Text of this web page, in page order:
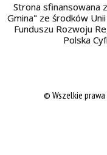
Strona sfinansowana
Gmina" ze środków
Funduszu Rozwoju
Polska
© Wszelkie